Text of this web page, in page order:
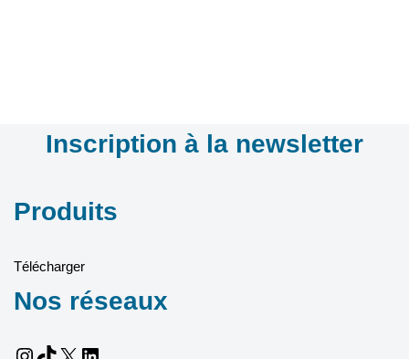
Inscription à la newsletter
Produits
Télécharger
Nos réseaux